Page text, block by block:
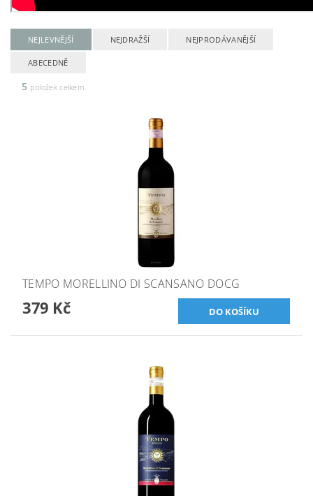
NEJLEVNĚJŠÍ NEJDRAŽŠÍ NEJPRODÁVANĚJŠÍ
ABECEDNĚ
5 položek celkem
TEMPO MORELLINO DI SCANSANO DOCG
379 Kč